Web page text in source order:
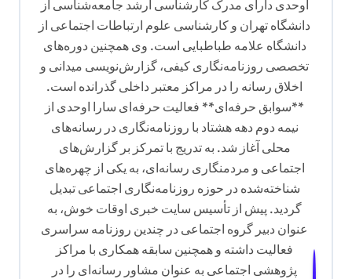
اوحدی دارای مدرک کارشناسی ارشد جامعه‌شناسی از
دانشگاه تهران و کارشناسی علوم ارتباطات اجتماعی از
دانشگاه علامه طباطبایی است. وی همچنین دوره‌های
تخصصی روزنامه‌نگاری کیفی، گزارش‌نویسی میدانی و
اخلاق رسانه را در مراکز معتبر داخلی گذرانده است.
**سوابق حرفه‌ای** فعالیت حرفه‌ای سارا اوحدی از
نیمه دوم دهه هشتاد با روزنامه‌نگاری در رسانه‌های
محلی آغاز شد. به تدریج با تمرکز بر گزارش‌های
اجتماعی و مردمنگاری رسانه‌ای، به یکی از چهره‌های
شناخته‌شده در حوزه روزنامه‌نگاری اجتماعی تبدیل
گردید. پیش از تأسیس سایت خبری اوقات خوش، به
عنوان دبیر گروه اجتماعی در چندین روزنامه سراسری
فعالیت داشته و همچنین سابقه همکاری با مراکز
پژوهشی اجتماعی به عنوان مشاور رسانه‌ای را در